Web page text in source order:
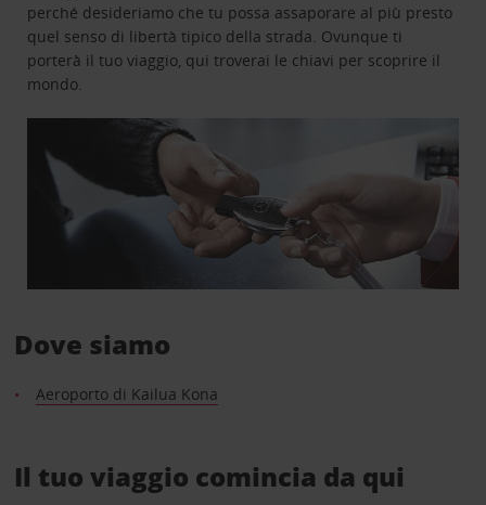
perché desideriamo che tu possa assaporare al più presto
quel senso di libertà tipico della strada. Ovunque ti
porterà il tuo viaggio, qui troverai le chiavi per scoprire il
mondo.
Dove siamo
Aeroporto di Kailua Kona
Il tuo viaggio comincia da qui